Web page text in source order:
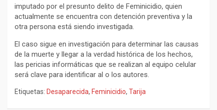
imputado por el presunto delito de Feminicidio, quien
actualmente se encuentra con detención preventiva y la
otra persona está siendo investigada.
El caso sigue en investigación para determinar las causas
de la muerte y llegar a la verdad histórica de los hechos,
las pericias informáticas que se realizan al equipo celular
será clave para identificar al o los autores.
Etiquetas: Desaparecida, Feminicidio, Tarija